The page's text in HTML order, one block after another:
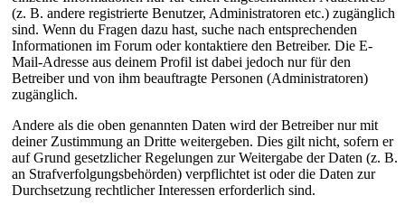
(z. B. andere registrierte Benutzer, Administratoren etc.) zugänglich
sind. Wenn du Fragen dazu hast, suche nach entsprechenden
Informationen im Forum oder kontaktiere den Betreiber. Die E-
Mail-Adresse aus deinem Profil ist dabei jedoch nur für den
Betreiber und von ihm beauftragte Personen (Administratoren)
zugänglich.
Andere als die oben genannten Daten wird der Betreiber nur mit
deiner Zustimmung an Dritte weitergeben. Dies gilt nicht, sofern er
auf Grund gesetzlicher Regelungen zur Weitergabe der Daten (z. B.
an Strafverfolgungsbehörden) verpflichtet ist oder die Daten zur
Durchsetzung rechtlicher Interessen erforderlich sind.